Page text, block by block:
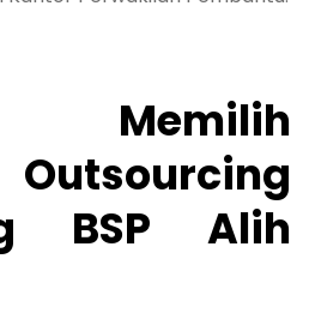
Memilih
BSP Alih